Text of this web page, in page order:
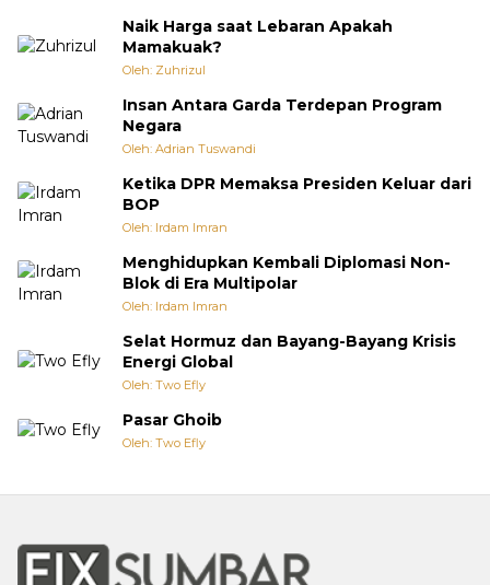
Naik Harga saat Lebaran Apakah
Mamakuak?
Oleh: Zuhrizul
Insan Antara Garda Terdepan Program
Negara
Oleh: Adrian Tuswandi
Ketika DPR Memaksa Presiden Keluar dari
BOP
Oleh: Irdam Imran
Menghidupkan Kembali Diplomasi Non-
Blok di Era Multipolar
Oleh: Irdam Imran
Selat Hormuz dan Bayang-Bayang Krisis
Energi Global
Oleh: Two Efly
Pasar Ghoib
Oleh: Two Efly